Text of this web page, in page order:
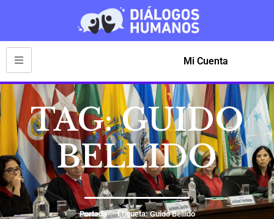
Mi Cuenta
TAG: GUIDO
BELLIDO
Portada Etiqueta: Guido Bellido